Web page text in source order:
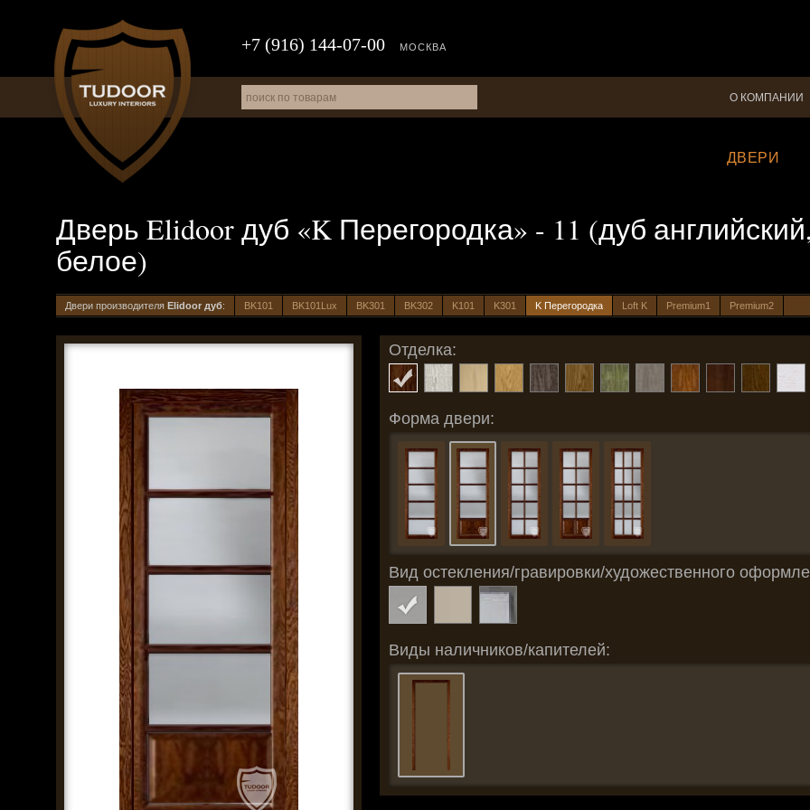
+7 (916) 144-07-00 МОСКВА
О КОМПАНИИ
ДВЕРИ
Дверь Elidoor дуб «K Перегородка» - 11 (дуб
белое)
Двери производителя Elidoor дуб: BK101 BK101Lux BK301 BK302 K101 K301 K Перегородка Loft K Premium1 Premium2
Отделка:
Форма двери:
Вид остекления/гравировки/художественного
Виды наличников/капителей: